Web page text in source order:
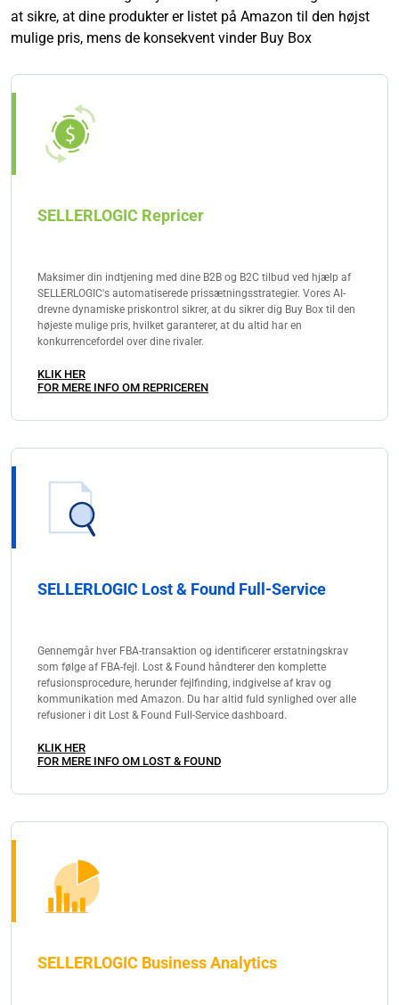
at sikre, at dine produkter er listet på Amazon til den højst
mulige pris, mens de konsekvent vinder Buy Box
SELLERLOGIC Repricer
Maksimer din indtjening med dine B2B og B2C tilbud ved hjælp af
SELLERLOGIC's automatiserede prissætningsstrategier. Vores AI-
drevne dynamiske priskontrol sikrer, at du sikrer dig Buy Box til den
højeste mulige pris, hvilket garanterer, at du altid har en
konkurrencefordel over dine rivaler.
KLIK HER
FOR MERE INFO OM REPRICEREN
SELLERLOGIC Lost & Found Full-Service
Gennemgår hver FBA-transaktion og identificerer erstatningskrav
som følge af FBA-fejl. Lost & Found håndterer den komplette
refusionsprocedure, herunder fejlfinding, indgivelse af krav og
kommunikation med Amazon. Du har altid fuld synlighed over alle
refusioner i dit Lost & Found Full-Service dashboard.
KLIK HER
FOR MERE INFO OM LOST & FOUND
SELLERLOGIC Business Analytics